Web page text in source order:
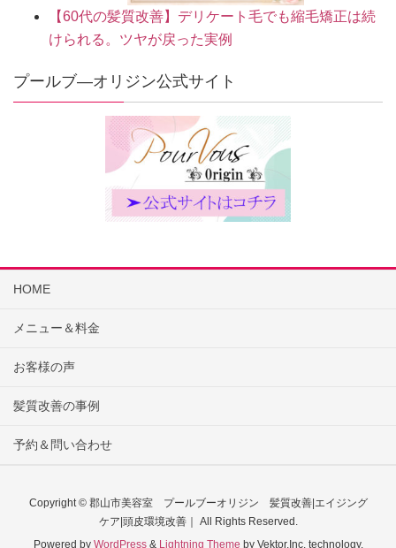
【60代の髪質改善】デリケート毛でも縮毛矯正は続
けられる。ツヤが戻った実例
プールブ―オリジン公式サイト
HOME
メニュー＆料金
お客様の声
髪質改善の事例
予約＆問い合わせ
Copyright © 郡山市美容室 プールブーオリジン 髪質改善|エイジング
ケア|頭皮環境改善｜ All Rights Reserved.
Powered by WordPress& Lightning Theme by Vektor,Inc. technology.